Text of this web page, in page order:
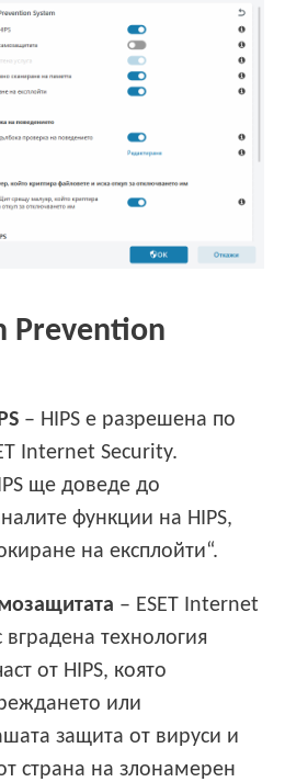
Prevention
– HIPS е разрешена по
Internet Security.
ще доведе до
функции на HIPS,
на експлойти“.
– ESET Internet
вградена технология
от HIPS, която
или
защита от вируси и
страна на злонамерен